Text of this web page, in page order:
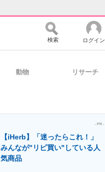
マーケ×ITの今がよく分かる
検索 ログイン
動物 リサーチ
- PR -
【iHerb】「迷ったらこれ！」
みんなが"リピ買い"している人
気商品